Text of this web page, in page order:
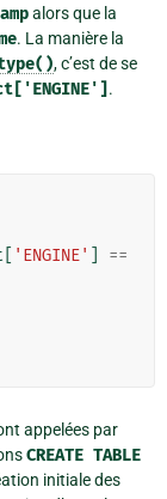
alors que la
. La manière la
, c’est de se
.
'ENGINE'
==
appelées par
CREATE TABLE
initiale des